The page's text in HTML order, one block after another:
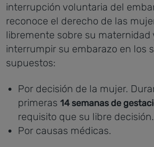
interrupción voluntaria del
reconoce el derecho de las
libremente sobre su maternidad
interrumpir su embarazo en los
supuestos:
Por decisión de la mujer.
primeras 14 semanas de
requisito que su libre decisión.
Por causas médicas.